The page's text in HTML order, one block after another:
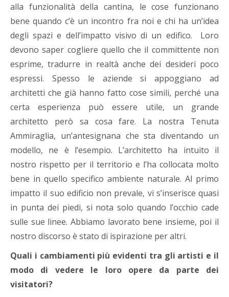
alla funzionalità della cantina, le cose funzionano
bene quando c’è un incontro fra noi e chi ha un’idea
degli spazi e dell’impatto visivo di un edifico. Loro
devono saper cogliere quello che il committente non
esprime, tradurre in realtà anche dei desideri poco
espressi. Spesso le aziende si appoggiano ad
architetti che già hanno fatto cose simili, perché una
certa esperienza può essere utile, un grande
architetto però sa cosa fare. La nostra Tenuta
Ammiraglia, un’antesignana che sta diventando un
modello, ne è l’esempio. L’architetto ha intuito il
nostro rispetto per il territorio e l’ha collocata molto
bene in quello specifico ambiente naturale. Al primo
impatto il suo edificio non prevale, vi s’inserisce quasi
in punta dei piedi, si nota solo quando l’occhio cade
sulle sue linee. Abbiamo lavorato bene insieme, poi il
nostro discorso è stato di ispirazione per altri.
Quali i cambiamenti più evidenti tra gli artisti e il
modo di vedere le loro opere da parte dei
visitatori?